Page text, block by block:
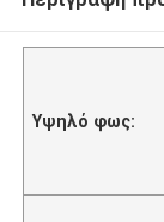
Υψηλό φως: